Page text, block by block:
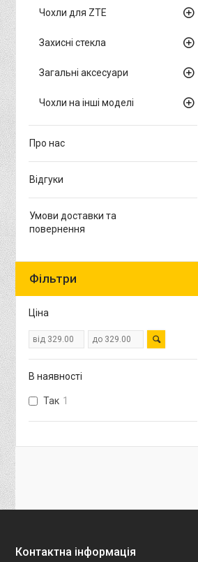
Чохли для ZTE
Захисні стекла
Загальні аксесуари
Чохли на інші моделі
Про нас
Відгуки
Умови доставки та
повернення
Фільтри
Ціна
В наявності
Так 1